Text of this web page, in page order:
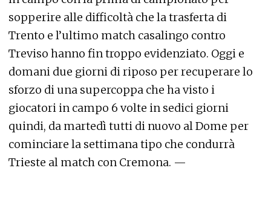
sopperire alle difficoltà che la trasferta di
Trento e l’ultimo match casalingo contro
Treviso hanno fin troppo evidenziato. Oggi e
domani due giorni di riposo per recuperare lo
sforzo di una supercoppa che ha visto i
giocatori in campo 6 volte in sedici giorni
quindi, da martedì tutti di nuovo al Dome per
cominciare la settimana tipo che condurrà
Trieste al match con Cremona. —